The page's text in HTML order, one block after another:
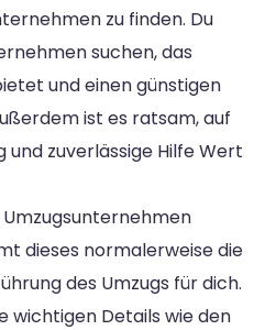
zu finden. Du
suchen, das
und einen günstigen
ist es ratsam, auf
zuverlässige Hilfe Wert
dieses normalerweise die
des Umzugs für dich.
wichtigen Details wie den